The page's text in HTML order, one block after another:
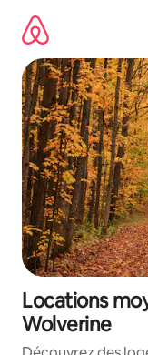
directement
contenu
Locations
Wolverine